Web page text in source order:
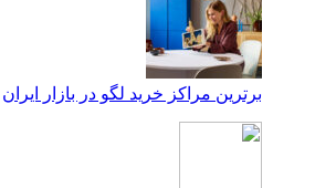
برترین مراکز خرید لگو در بازار ایران